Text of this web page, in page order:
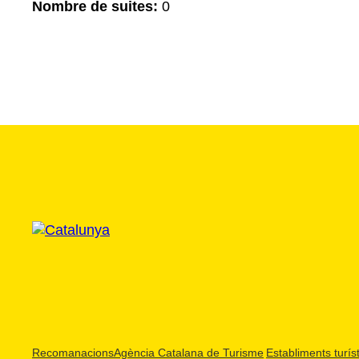
Nombre de suites: 0
RecomanacionsAgència Catalana de Turisme Establiments